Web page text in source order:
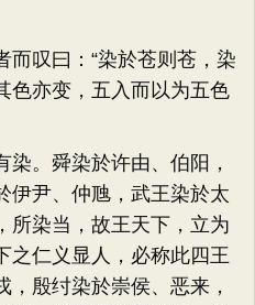
叹曰：“染於苍则苍，染
色亦变，五入而以为五色
。舜染於许由、伯阳，
伊尹、仲虺，武王染於太
所染当，故王天下，立为
之仁义显人，必称此四王
殷纣染於崇侯、恶来，